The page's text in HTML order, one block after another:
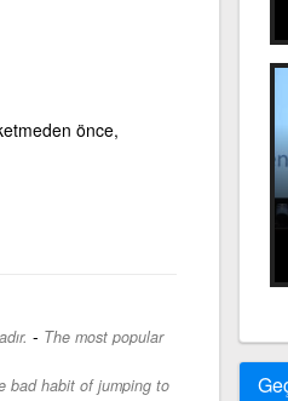
önce,
- The most popular
bad habit of jumping to